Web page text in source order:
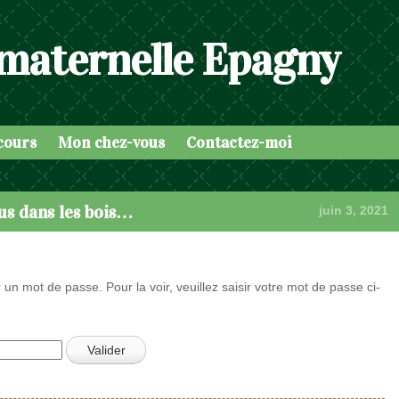
Epagny
Mon chez-vous Contactez-moi
dans les bois… juin 3, 2021
mot de passe. Pour la voir, veuillez saisir votre mot de passe ci-